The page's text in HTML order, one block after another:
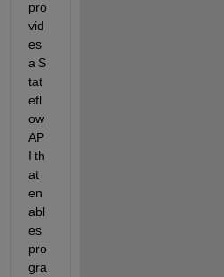
pro
vid
es
a S
tat
efl
ow
AP
I th
at
en
abl
es
pro
gra